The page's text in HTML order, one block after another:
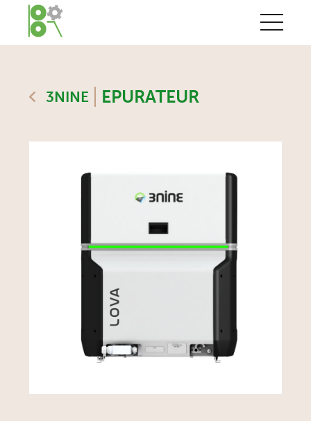
3NINE EPURATEUR